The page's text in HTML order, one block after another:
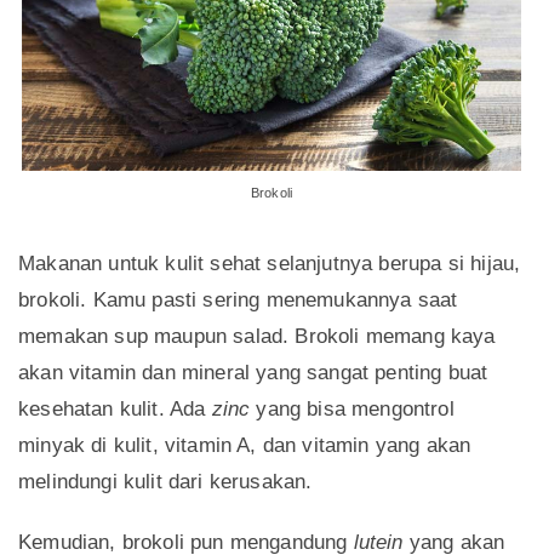
Brokoli
Makanan untuk kulit sehat selanjutnya berupa si hijau,
brokoli. Kamu pasti sering menemukannya saat
memakan sup maupun salad. Brokoli memang kaya
akan vitamin dan mineral yang sangat penting buat
kesehatan kulit. Ada zincyang bisa mengontrol
minyak di kulit, vitamin A, dan vitamin yang akan
melindungi kulit dari kerusakan.
Kemudian, brokoli pun mengandung lutein yang akan